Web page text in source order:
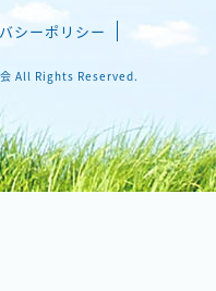
シーポリシー
会 All Rights Reserved.